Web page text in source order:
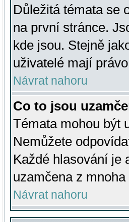
Důležitá témata se
na první stránce.
kde jsou. Stejně
uživatelé mají
Návrat nahoru
Co to jsou
Témata mohou být
Nemůžete
Každé hlasování je
uzamčena z
Návrat nahoru